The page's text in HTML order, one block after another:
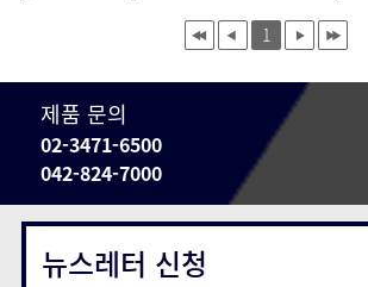
1
제품 문의
02-3471-6500
042-824-7000
뉴스레터 신청